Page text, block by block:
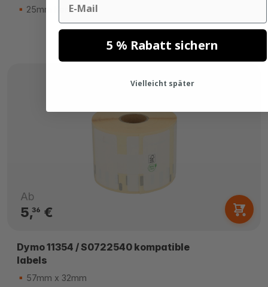
25mm Kern
Ab
5,36 €
Dymo 11354 / S0722540 kompatible
labels
57mm x 32mm
5 % Rabatt sichern
Vielleicht später